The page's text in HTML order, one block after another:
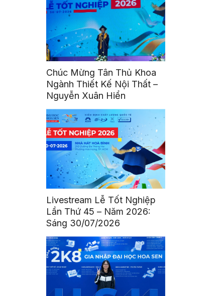
Chúc Mừng Tân Thủ Khoa
Ngành Thiết Kế Nội Thất –
Nguyễn Xuân Hiển
Livestream Lễ Tốt Nghiệp
Lần Thứ 45 – Năm 2026:
Sáng 30/07/2026